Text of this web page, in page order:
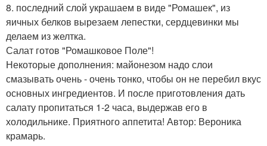
8. последний слой украшаем в виде "Ромашек", из
яичных белков вырезаем лепестки, сердцевинки мы
делаем из желтка.
Салат готов "Ромашковое Поле"!
Некоторые дополнения: майонезом надо слои
смазывать очень - очень тонко, чтобы он не перебил вкус
основных ингредиентов. И после приготовления дать
салату пропитаться 1-2 часа, выдержав его в
холодильнике. Приятного аппетита! Автор: Вероника
крамарь.